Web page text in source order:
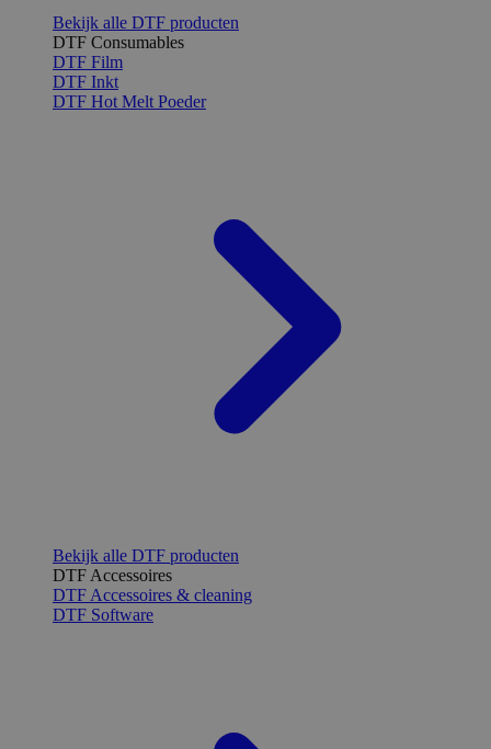
Bekijk alle DTF producten
DTF Consumables
DTF Film
DTF Inkt
DTF Hot Melt Poeder
Bekijk alle DTF producten
DTF Accessoires
DTF Accessoires & cleaning
DTF Software